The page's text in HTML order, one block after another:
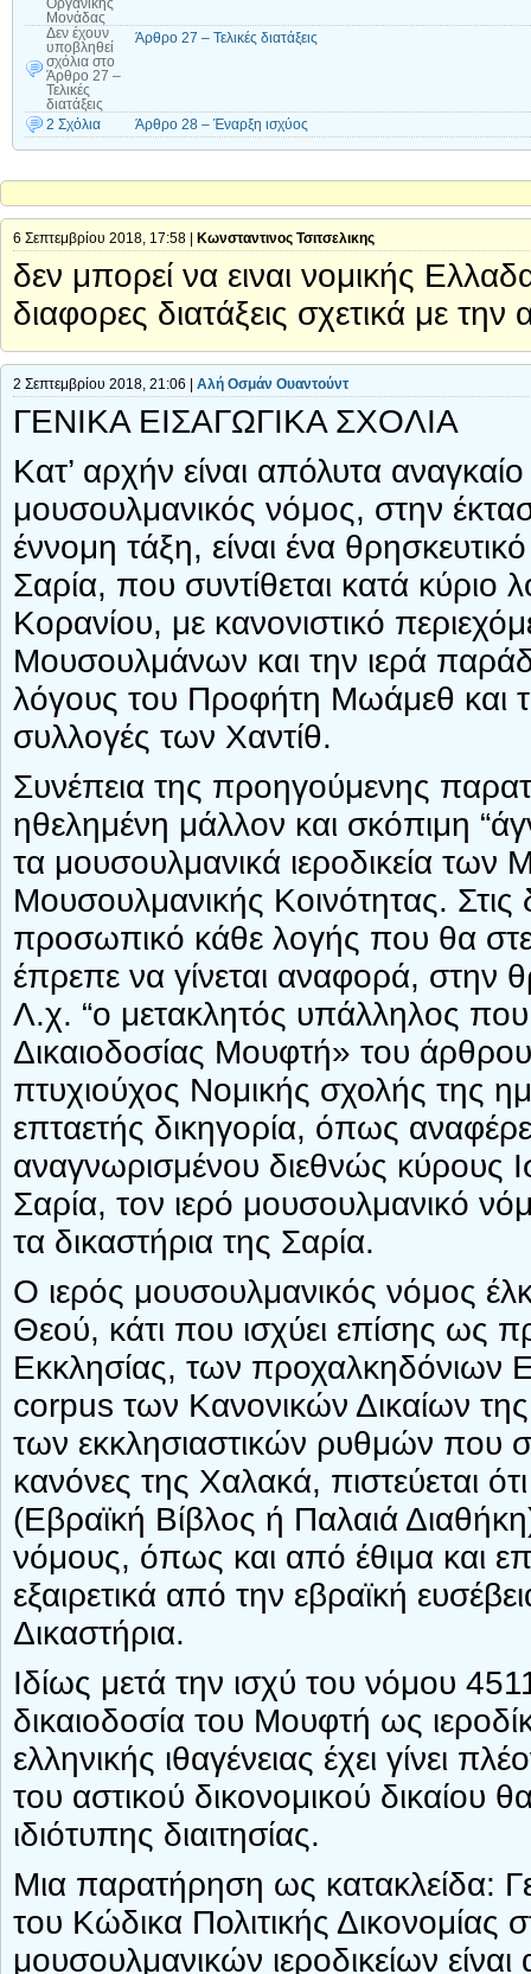
Οργανικής
Μονάδας
Δεν έχουν
υποβληθεί
σχόλια στο
Άρθρο 27 –
Τελικές
διατάξεις
Άρθρο 27 – Τελικές διατάξεις
2 Σχόλια Άρθρο 28 – Έναρξη ισχύος
6 Σεπτεμβρίου 2018, 17:58 | Κωνσταντινος Τσιτσελικης
δεν μπορεί να ειναι νομικής
διαφορες διατάξεις σχετικά με
2 Σεπτεμβρίου 2018, 21:06 | Αλή Οσμάν Ουαντούντ
ΓΕΝΙΚΑ ΕΙΣΑΓΩΓΙΚΑ ΣΧΟΛΙΑ
Κατ’ αρχήν είναι απόλυτα αναγκαίο
μουσουλμανικός νόμος, στην
έννομη τάξη, είναι ένα
Σαρία, που συντίθεται κατά κύριο
Κορανίου, με κανονιστικό
Μουσουλμάνων και την ιερά
λόγους του Προφήτη Μωάμεθ και
συλλογές των Χαντίθ.
Συνέπεια της προηγούμενης
ηθελημένη μάλλον και σκόπιμη
τα μουσουλμανικά ιεροδικεία των
Μουσουλμανικής Κοινότητας. Στις
προσωπικό κάθε λογής που θα
έπρεπε να γίνεται αναφορά, στην
Λ.χ. “ο μετακλητός υπάλληλος
Δικαιοδοσίας Μουφτή» του άρθρου
πτυχιούχος Νομικής σχολής της
επταετής δικηγορία, όπως
αναγνωρισμένου διεθνώς κύρους
Σαρία, τον ιερό μουσουλμανικό
τα δικαστήρια της Σαρία.
Ο ιερός μουσουλμανικός νόμος
Θεού, κάτι που ισχύει επίσης ως
Εκκλησίας, των προχαλκηδόνιων
corpus των Κανονικών Δικαίων
των εκκλησιαστικών ρυθμών που
κανόνες της Χαλακά, πιστεύεται
(Εβραϊκή Βίβλος ή Παλαιά
νόμους, όπως και από έθιμα και
εξαιρετικά από την εβραϊκή
Δικαστήρια.
Ιδίως μετά την ισχύ του νόμου
δικαιοδοσία του Μουφτή ως
ελληνικής ιθαγένειας έχει γίνει
του αστικού δικονομικού
ιδιότυπης διαιτησίας.
Μια παρατήρηση ως κατακλείδα:
του Κώδικα Πολιτικής Δικονομίας
μουσουλμανικών ιεροδικείων